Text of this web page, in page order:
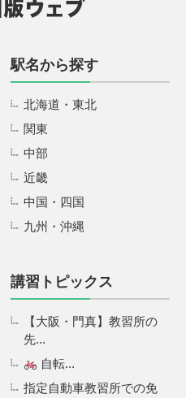
駅名から探す
北海道・東北
関東
中部
近畿
中国・四国
九州・沖縄
講習トピックス
【大阪・門真】教習所の
先...
自転...
指定自動車教習所での免